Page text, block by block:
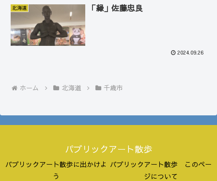
北海道 「縁」佐藤忠良
2024.09.26
ホーム 北海道 千歳市
パブリックアート散歩
パブリックアート散歩に出かけよ
う
パブリックアート散歩 このペー
ジについて